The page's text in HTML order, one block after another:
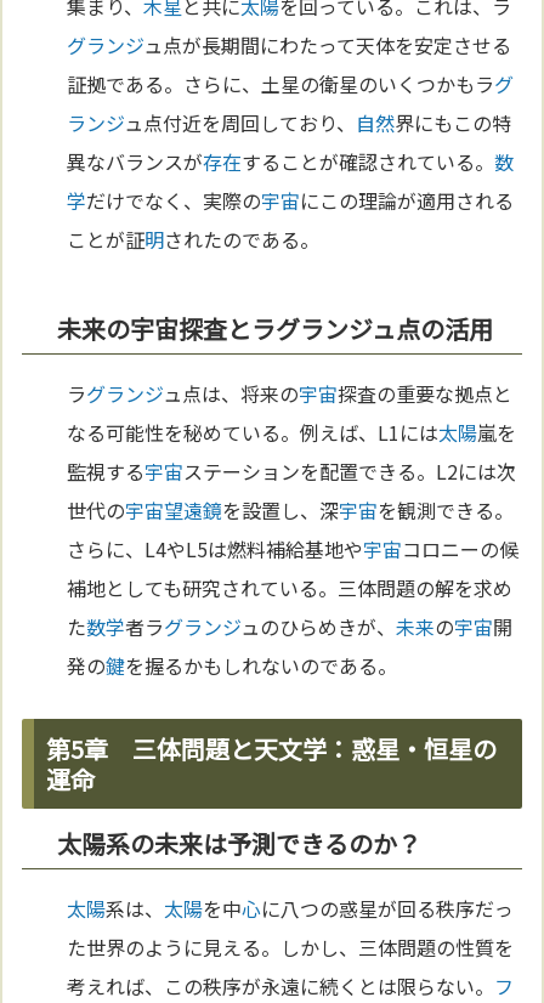
グランジュ点が長期間にわたって天体を安定させる
証拠である。さらに、土星の衛星のいくつかもラグ
ランジュ点付近を周回しており、 自然界にもこの特
異なバランスが存在することが確認されている。数
学だけでなく、実際の宇宙にこの理論が適用される
ことが証明されたのである。
未来の宇宙探査とラグランジュ点の活用
ラグランジュ点は、将来の宇宙探査の重要な拠点と
なる可能性を秘めている。例えば、L1には太陽嵐を
監視する宇宙ステーションを配置できる。L2には次
世代の宇宙望遠鏡を設置し、深宇宙を観測できる。
さらに、L4やL5は燃料補給基地や宇宙コロニーの候
補地としても研究されている。三体問題の解を求め
た数学者ラグランジュのひらめきが、未来の宇宙開
発の鍵を握るかもしれないのである。
第5章 三体問題と天文学：惑星・恒星の
運命
太陽系の未来は予測できるのか？
太陽系は、 太陽を中心に八つの惑星が回る秩序だっ
た世界のように見える。しかし、三体問題の性質を
考えれば、この秩序が永遠に続くとは限らない。 フ